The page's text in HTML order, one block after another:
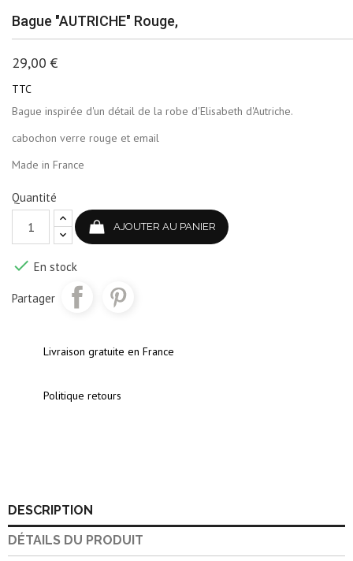
Bague "AUTRICHE" Rouge,
29,00 €
TTC
Bague inspirée d'un détail de la robe d'Elisabeth d'Autriche.
cabochon verre rouge et email
Made in France
Quantité
AJOUTER AU PANIER
 En stock
Partager
Livraison gratuite en France
Politique retours
DESCRIPTION
DÉTAILS DU PRODUIT